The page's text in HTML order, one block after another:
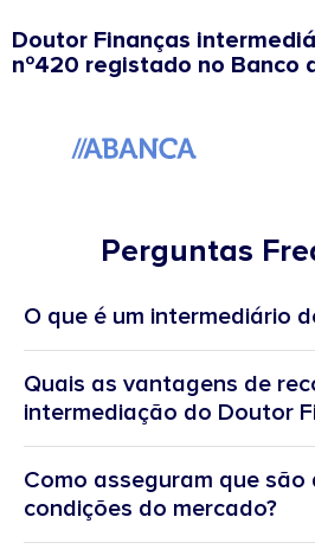
Doutor Finanças
nº420 registado no Banco
Perguntas
O que é um intermediário
Quais as vantagens de
intermediação do Doutor
Como asseguram que são
condições do mercado?